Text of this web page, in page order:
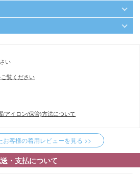
い
覧ください
/アイロン/保管)方法について
お客様の着用レビューを見る >>
・支払について